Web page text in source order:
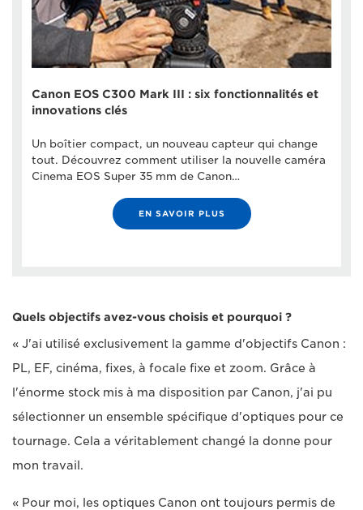
Canon EOS C300 Mark III : six fonctionnalités et
innovations clés
Un boîtier compact, un nouveau capteur qui change
tout. Découvrez comment utiliser la nouvelle caméra
Cinema EOS Super 35 mm de Canon…
EN SAVOIR PLUS
Quels objectifs avez-vous choisis et pourquoi ?
« J'ai utilisé exclusivement la gamme d'objectifs Canon :
PL, EF, cinéma, fixes, à focale fixe et zoom. Grâce à
l'énorme stock mis à ma disposition par Canon, j'ai pu
sélectionner un ensemble spécifique d'optiques pour ce
tournage. Cela a véritablement changé la donne pour
mon travail.
« Pour moi, les optiques Canon ont toujours permis de